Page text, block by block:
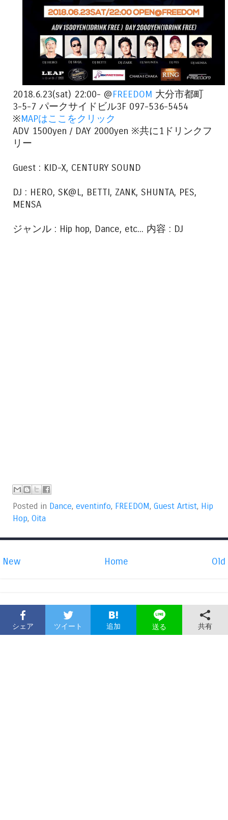
2018.6.23(sat) 22:00- @FREEDOM 大分市都町
3-5-7 パークサイドビル3F 097-536-5454
※MAPはここをクリック
ADV 1500yen / DAY 2000yen ※共に1ドリンクフ
リー
Guest : KID-X, CENTURY SOUND
DJ : HERO, SK@L, BETTI, ZANK, SHUNTA, PES,
MENSA
ジャンル : Hip hop, Dance, etc... 内容 : DJ
Posted in Dance, eventinfo, FREEDOM, Guest Artist, Hip
Hop, Oita
New Old
Home
シェア ツイート 追加 送る 共有